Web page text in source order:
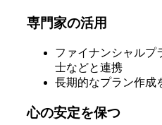
専門家の活用
ファイナンシャルプ
士などと連携
長期的なプラン作成
心の安定を保つ